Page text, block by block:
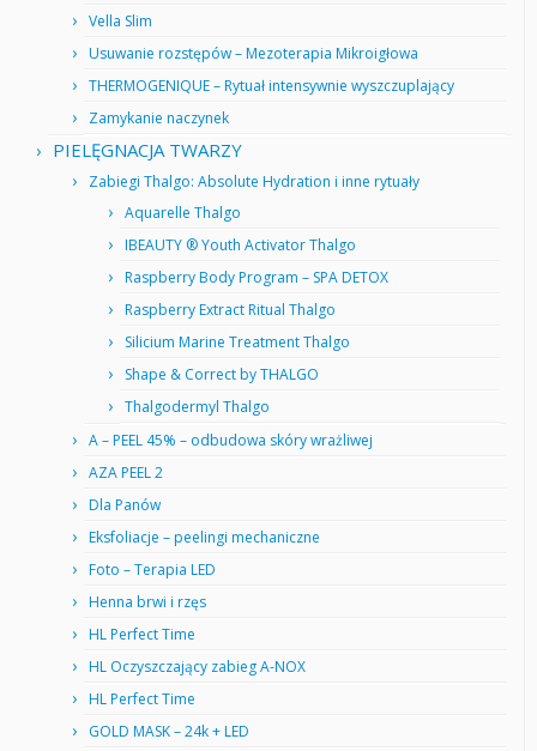
Vella Slim
Usuwanie rozstępów – Mezoterapia Mikroigłowa
THERMOGENIQUE – Rytuał intensywnie wyszczuplający
Zamykanie naczynek
PIELĘGNACJA TWARZY
Zabiegi Thalgo: Absolute Hydration i inne rytuały
Aquarelle Thalgo
IBEAUTY ® Youth Activator Thalgo
Raspberry Body Program – SPA DETOX
Raspberry Extract Ritual Thalgo
Silicium Marine Treatment Thalgo
Shape & Correct by THALGO
Thalgodermyl Thalgo
A – PEEL 45% – odbudowa skóry wrażliwej
AZA PEEL 2
Dla Panów
Eksfoliacje – peelingi mechaniczne
Foto – Terapia LED
Henna brwi i rzęs
HL Perfect Time
HL Oczyszczający zabieg A-NOX
HL Perfect Time
GOLD MASK – 24k + LED